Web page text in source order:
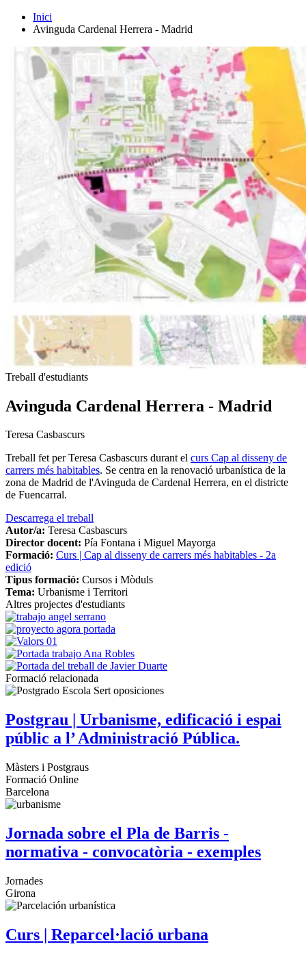
Inici
Avinguda Cardenal Herrera - Madrid
Treball d'estudiants
Avinguda Cardenal Herrera - Madrid
Teresa Casbascurs
Treball fet per Teresa Casbascurs durant el curs Cap al disseny de
carrers més habitables. Se centra en la renovació urbanística de la
zona de Madrid de l'Avinguda de Cardenal Herrera, en el districte
de Fuencarral.
Descarrega el treball
Autor/a: Teresa Casbascurs
Director docent: Pía Fontana i Miguel Mayorga
Formació: Curs | Cap al disseny de carrers més habitables - 2a
edició
Tipus formació: Cursos i Mòduls
Tema: Urbanisme i Territori
Altres projectes d'estudiants
Formació relacionada
Postgrau | Urbanisme, edificació i espai
públic a l’ Administració Pública.
Màsters i Postgraus
Formació Online
Barcelona
Jornada sobre el Pla de Barris -
normativa - convocatòria - exemples
Jornades
Girona
Curs | Reparcel·lació urbana